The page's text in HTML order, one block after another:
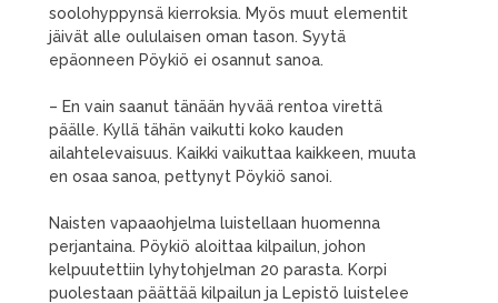
soolohyppynsä kierroksia. Myös muut elementit
jäivät alle oululaisen oman tason. Syytä
epäonneen Pöykiö ei osannut sanoa.
– En vain saanut tänään hyvää rentoa virettä
päälle. Kyllä tähän vaikutti koko kauden
ailahtelevaisuus. Kaikki vaikuttaa kaikkeen, muuta
en osaa sanoa, pettynyt Pöykiö sanoi.
Naisten vapaaohjelma luistellaan huomenna
perjantaina. Pöykiö aloittaa kilpailun, johon
kelpuutettiin lyhytohjelman 20 parasta. Korpi
puolestaan päättää kilpailun ja Lepistö luistelee